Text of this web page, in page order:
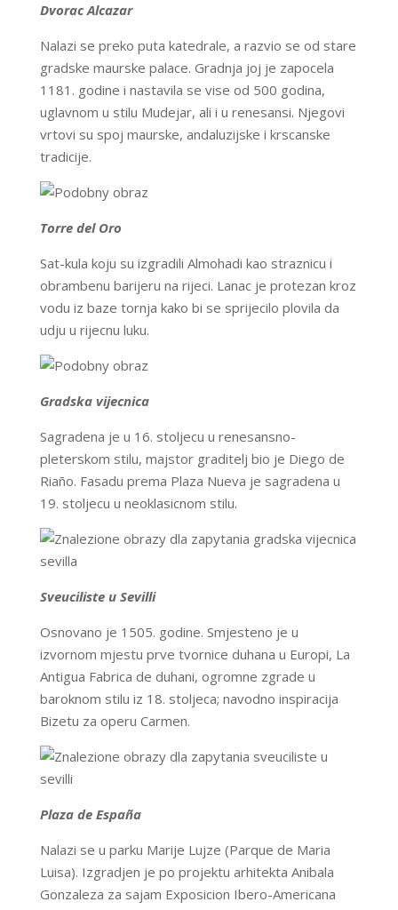
Dvorac Alcazar
Nalazi se preko puta katedrale, a razvio se od stare
gradske maurske palace. Gradnja joj je zapocela
1181. godine i nastavila se vise od 500 godina,
uglavnom u stilu Mudejar, ali i u renesansi. Njegovi
vrtovi su spoj maurske, andaluzijske i krscanske
tradicije.
Torre del Oro
Sat-kula koju su izgradili Almohadi kao straznicu i
obrambenu barijeru na rijeci. Lanac je protezan kroz
vodu iz baze tornja kako bi se sprijecilo plovila da
udju u rijecnu luku.
Gradska vijecnica
Sagradena je u 16. stoljecu u renesansno-
pleterskom stilu, majstor graditelj bio je Diego de
Riaño. Fasadu prema Plaza Nueva je sagradena u
19. stoljecu u neoklasicnom stilu.
Sveuciliste u Sevilli
Osnovano je 1505. godine. Smjesteno je u
izvornom mjestu prve tvornice duhana u Europi, La
Antigua Fabrica de duhani, ogromne zgrade u
baroknom stilu iz 18. stoljeca; navodno inspiracija
Bizetu za operu Carmen.
Plaza de España
Nalazi se u parku Marije Lujze (Parque de Maria
Luisa). Izgradjen je po projektu arhitekta Anibala
Gonzaleza za sajam Exposicion Ibero-Americana